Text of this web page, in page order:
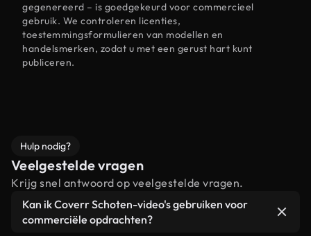
gegenereerd – is goedgekeurd voor commercieel
gebruik. We controleren licenties,
toestemmingsformulieren van modellen en
handelsmerken, zodat u met een gerust hart kunt
publiceren.
Hulp nodig?
Veelgestelde vragen
Krijg snel antwoord op veelgestelde vragen.
Kan ik Coverr Schoten-video's gebruiken voor
commerciële opdrachten?